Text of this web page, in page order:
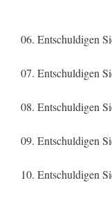
06. Entschuldigen
07. Entschuldigen
08. Entschuldigen
09. Entschuldigen
10. Entschuldigen